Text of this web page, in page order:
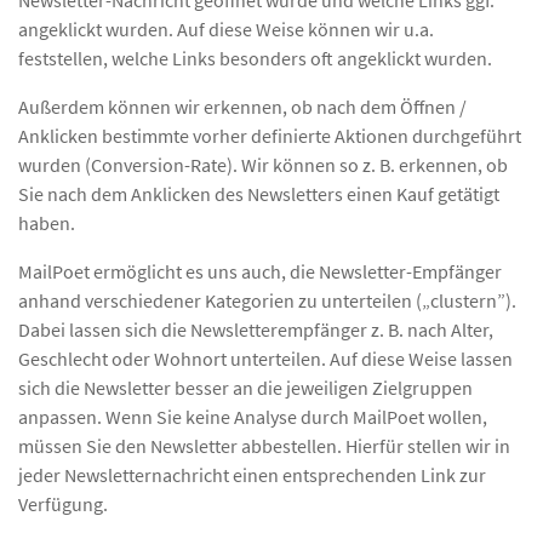
angeklickt wurden. Auf diese Weise können wir u.a.
feststellen, welche Links besonders oft angeklickt wurden.
Außerdem können wir erkennen, ob nach dem Öffnen /
Anklicken bestimmte vorher definierte Aktionen durchgeführt
wurden (Conversion-Rate). Wir können so z. B. erkennen, ob
Sie nach dem Anklicken des Newsletters einen Kauf getätigt
haben.
MailPoet ermöglicht es uns auch, die Newsletter-Empfänger
anhand verschiedener Kategorien zu unterteilen („clustern”).
Dabei lassen sich die Newsletterempfänger z. B. nach Alter,
Geschlecht oder Wohnort unterteilen. Auf diese Weise lassen
sich die Newsletter besser an die jeweiligen Zielgruppen
anpassen. Wenn Sie keine Analyse durch MailPoet wollen,
müssen Sie den Newsletter abbestellen. Hierfür stellen wir in
jeder Newsletternachricht einen entsprechenden Link zur
Verfügung.